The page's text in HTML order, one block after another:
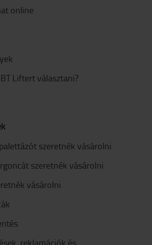
online
Liftert választani?
szeretnék vásárolni
szeretnék vásárolni
vásárolni
reklamációk és